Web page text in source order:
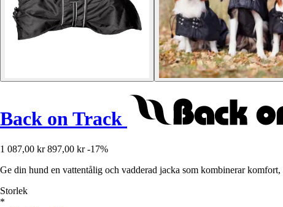
Back on Track
1 087,00 kr 897,00 kr -17%
Ge din hund en vattentålig och vadderad jacka som kombinerar
Storlek
*